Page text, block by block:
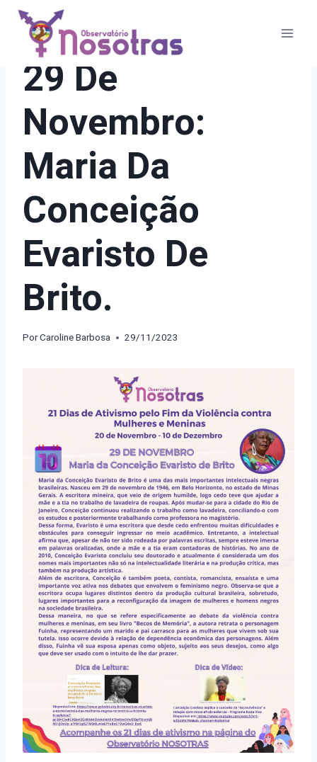
Pular
Conteúdo
21 DIAS DE ATIVISMO
29 De
Novembro:
Maria Da
Conceição
Evaristo De
Brito.
PorCaroline Barbosa 29/11/2023